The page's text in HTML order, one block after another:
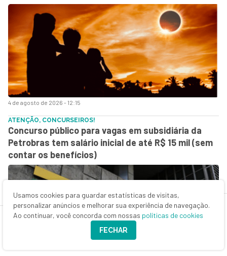
4 de agosto de 2026 - 12:15
ATENÇÃO, CONCURSEIROS!
Concurso público para vagas em subsidiária da
Petrobras tem salário inicial de até R$ 15 mil (sem
contar os benefícios)
Usamos cookies para guardar estatísticas de visitas,
personalizar anúncios e melhorar sua experiência de navegação.
Ao continuar, você concorda com nossas políticas de cookies
FECHAR